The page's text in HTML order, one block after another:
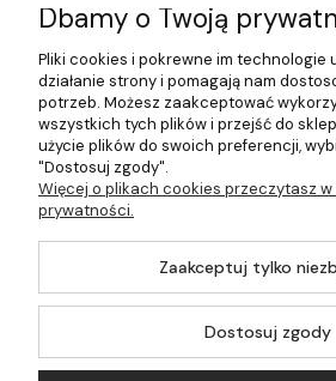
©2026 Wszelkie Prawa Zastrzeżone |
Dbamy o Twoją
Pliki cookies i pokrewne im technologie
działanie strony i pomagają nam
potrzeb. Możesz zaakceptować
wszystkich tych plików i przejść do
użycie plików do swoich preferencji,
"Dostosuj zgody".
Więcej o plikach cookies przeczytasz w
prywatności.
Zaakceptuj tylko
Dostosuj zgody